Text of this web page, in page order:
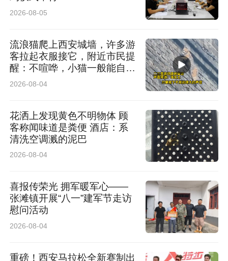
2026-08-05
流浪猫爬上西安城墙，许多游
客拉起衣服接它，附近市民提
醒：不喧哗，小猫一般能自行
脱困
2026-08-04
花洒上发现黄色不明物体 顾
客称闻味道是粪便 酒店：系
清洗空调溅的泥巴
2026-08-04
喜报传荣光 拥军暖军心——
张滩镇开展“八一”建军节走访
慰问活动
2026-08-04
重磅！西安马拉松全新赛制出